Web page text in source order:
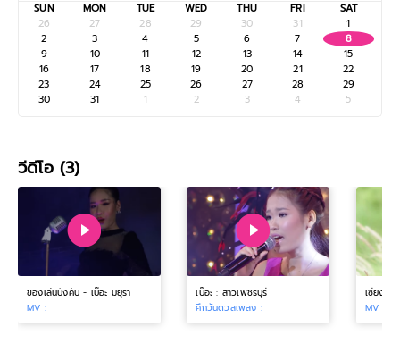
SUN MON TUE WED THU FRI
SAT
26
27 28 29 30 31
1
2
3 4 5 6 7
8
9
10 11 12 13 14
15
16
17 18 19 20 21
22
23
24 25 26 27 28
29
30
31 1 2 3 4 5
วีดีโอ (3)
ของเล่นบังคับ - เบ๊อะ มยุรา
MV :
เบ๊อะ : สาวเพชรบุรี
ศึกวันดวลเพลง :
เซียงไว้
MV :